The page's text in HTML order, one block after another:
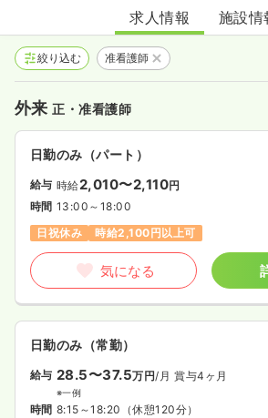
祇園ふたばこどもクリニ
求人情報 施設情
絞り込む 准看護師
外来正・准看護師
日勤のみ（パート）
給与 時給2,010〜2,110円
時間 13:00～18:00
日祝休み
時給2,100円以上可
気になる
日勤のみ（常勤）
給与 28.5〜37.5万円/月 賞与4ヶ月
※一例
時間 8:15～18:20 （休憩120分）